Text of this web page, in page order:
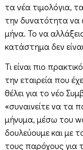
τα νέα τιμολόγια,
την δυνατότητα να
μήνα. Το να
κατάστημα δεν
Τι είναι πιο
την εταιρεία που
θέλει για το νέο
«συναινείτε να τα
μήνυμα, μέσω του
δουλεύουμε και με
τους παρόχους για